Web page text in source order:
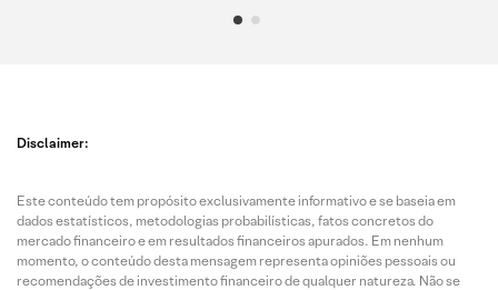
Disclaimer:
Este conteúdo tem propósito exclusivamente informativo e se baseia em
dados estatísticos, metodologias probabilísticas, fatos concretos do
mercado financeiro e em resultados financeiros apurados. Em nenhum
momento, o conteúdo desta mensagem representa opiniões pessoais ou
recomendações de investimento financeiro de qualquer natureza. Não se